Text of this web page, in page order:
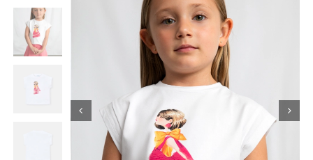
Κορίτσι
Εσώρουχα
Είδη Παρέλασης
Σχετικά με εμάς